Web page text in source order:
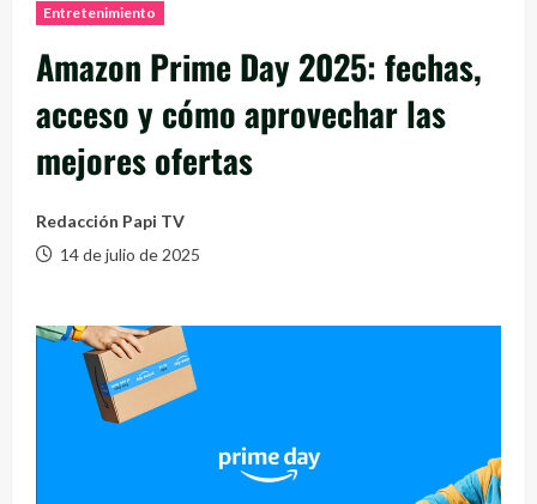
Entretenimiento
Amazon Prime Day 2025: fechas,
acceso y cómo aprovechar las
mejores ofertas
Redacción Papi TV
14 de julio de 2025